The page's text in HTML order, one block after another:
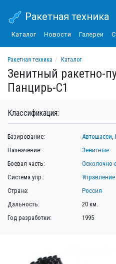
Ракетная техника
Каталог Новости Галереи
Ракетная техника
Каталог
Зенитный ракетно-пушечный
Зенитный ракетно-
Панцирь-С1
Классификация:
Базирование: Автошасси,
Назначение:
Зенитные
Боевая часть:
Осколочно-
Система упр.:
Страна:
Россия
Дальность:
20 км.
Год разработки:
1995